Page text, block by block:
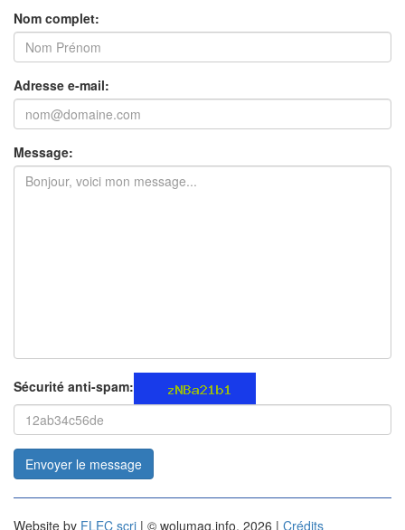
Nom complet:
Adresse e-mail:
Message:
Sécurité anti-spam:
Envoyer le message
Website by FLEC scri | © wolumag.info, 2026 | Crédits